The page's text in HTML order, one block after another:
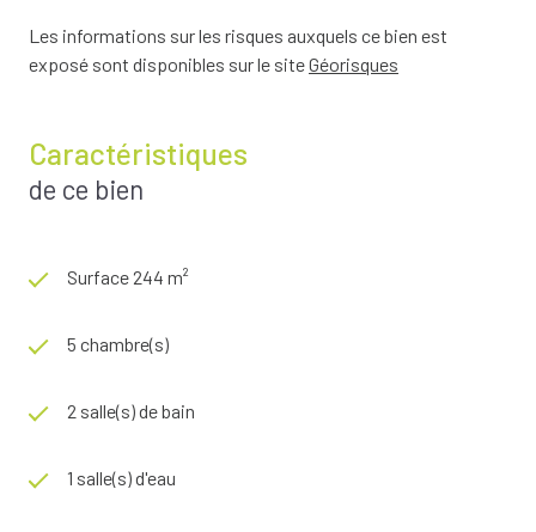
Les informations sur les risques auxquels ce bien est
exposé sont disponibles sur le siteGéorisques
Caractéristiques
de ce bien
Surface 244 m²
5 chambre(s)
2 salle(s) de bain
1 salle(s) d'eau